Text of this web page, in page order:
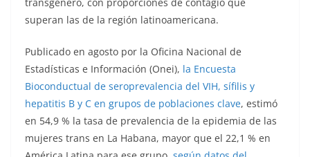
superan las de la región latinoamericana.
Publicado en agosto por la Oficina Nacional de
Estadísticas e Información (Onei), la Encuesta
Bioconductual de seroprevalencia del VIH, sífilis y
hepatitis B y C en grupos de poblaciones clave, estimó
en 54,9 % la tasa de prevalencia de la epidemia de las
mujeres trans en La Habana, mayor que el 22,1 % en